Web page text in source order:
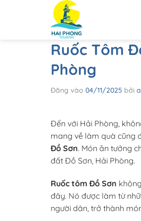
Ruốc Tôm
Phòng
Đăng vào 04/11/2025 bởi
Đến với Hải Phòng,
mang về làm quà cũng
Đồ Sơn. Món ăn tưởng
đất Đồ Sơn, Hải Phòng.
Ruốc tôm Đồ Sơn
đây. Nó được làm từ
người dân, trở thành